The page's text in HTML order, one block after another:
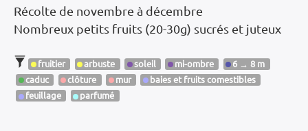
Récolte de novembre à décembre
Nombreux petits fruits (20-30g) sucrés et juteux
fruitier arbuste soleil mi-ombre
6 → 8 m
caduc
clôture mur
baies et fruits comestibles
feuillage
parfumé